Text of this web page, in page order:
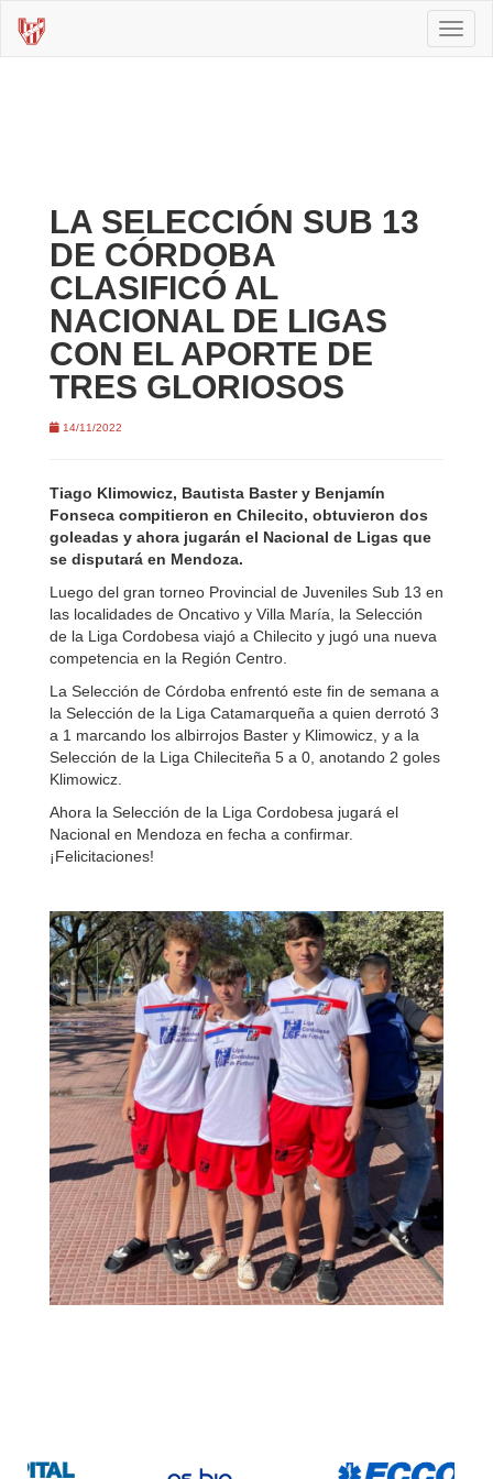
LA SELECCIÓN SUB 13
DE CÓRDOBA
CLASIFICÓ AL
NACIONAL DE LIGAS
CON EL APORTE DE
TRES GLORIOSOS
14/11/2022
Tiago Klimowicz, Bautista Baster y Benjamín
Fonseca compitieron en Chilecito, obtuvieron dos
goleadas y ahora jugarán el Nacional de Ligas que
se disputará en Mendoza.
Luego del gran torneo Provincial de Juveniles Sub 13 en
las localidades de Oncativo y Villa María, la Selección
de la Liga Cordobesa viajó a Chilecito y jugó una nueva
competencia en la Región Centro.
La Selección de Córdoba enfrentó este fin de semana a
la Selección de la Liga Catamarqueña a quien derrotó 3
a 1 marcando los albirrojos Baster y Klimowicz, y a la
Selección de la Liga Chileciteña 5 a 0, anotando 2 goles
Klimowicz.
Ahora la Selección de la Liga Cordobesa jugará el
Nacional en Mendoza en fecha a confirmar.
¡Felicitaciones!